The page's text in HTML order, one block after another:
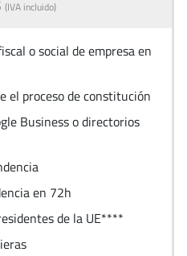
(IVA incluido)
o social de empresa en
el proceso de constitución
Business o directorios
en 72h
de la UE****